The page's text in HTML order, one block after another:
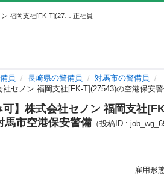
正社員
員 長崎県の警備員
対馬市の警備員
社セノン 福岡支社[FK-T](27543)の空港保安
可】株式会社セノン 福岡支社
馬市空港保安警備 （投稿ID :
雇用形